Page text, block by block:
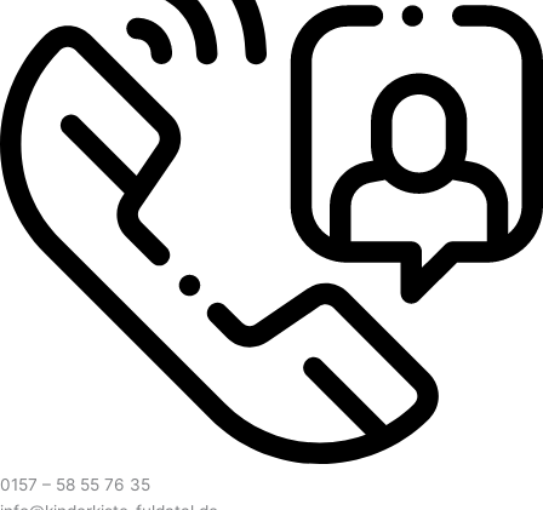
0157 – 58 55 76 35